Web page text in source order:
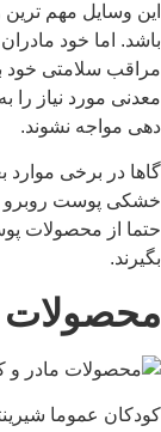
این وسایل مهم
باشد. اما خود
مراقب سلامتی خود
معدنی مورد نیاز را
دهی مواجه نشوند.
گاها در برخی موارد
خشکی پوست روبرو
حتما از محصولات
بگیرند.
محصولات
کودکان عموما